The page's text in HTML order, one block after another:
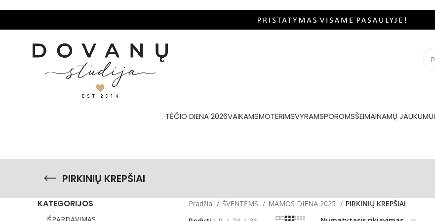
TĖČIO DIENA 2026VAIKAMSMOTERIMSVYRAMSPOROMSŠEIMAINAMŲ JAUKUMUI
PIRKINIŲ KREPŠIAI
KATEGORIJOS Pradžia ŠVENTĖMS MAMOS DIENA 2025
PIRKINIŲ KREPŠIAI